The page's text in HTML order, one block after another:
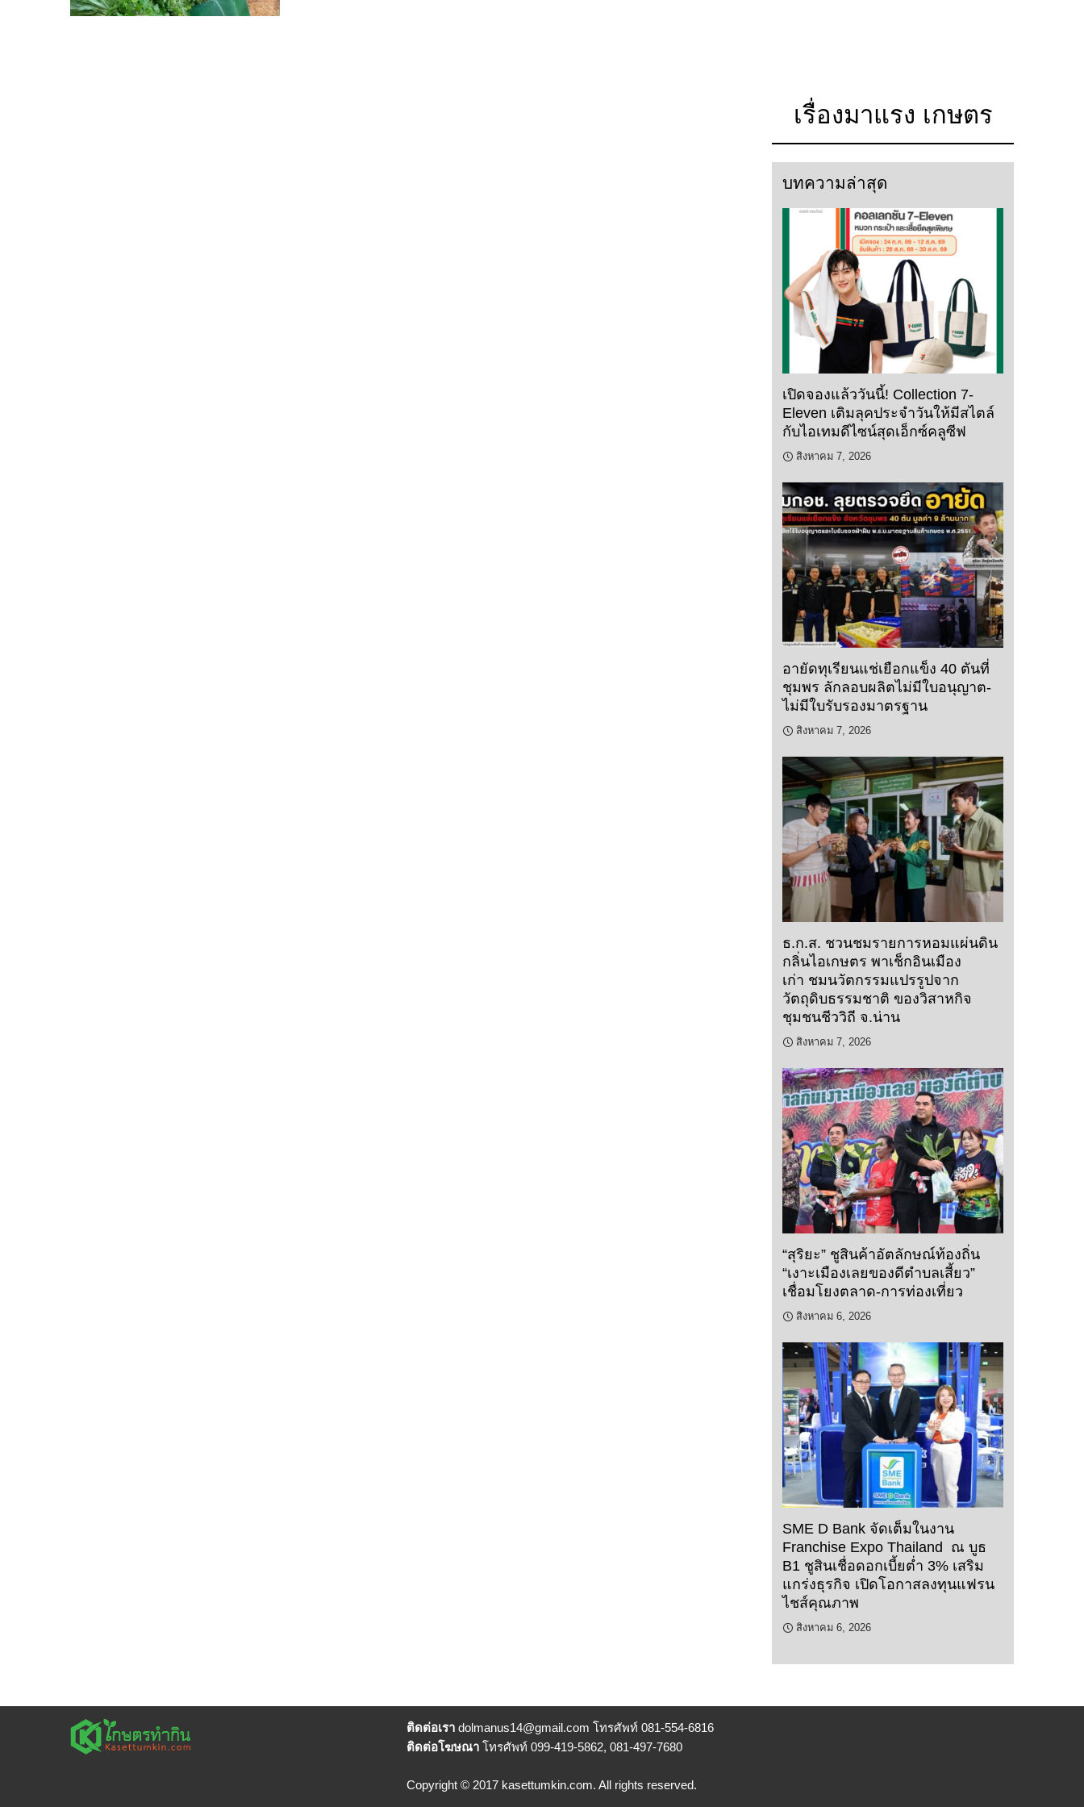
เรื่องมาแรง เกษตร
บทความล่าสุด
เปิดจองแล้ววันนี้! Collection 7-
Eleven เติมลุคประจำวันให้มีสไตล์
กับไอเทมดีไซน์สุดเอ็กซ์คลูซีฟ
สิงหาคม 7, 2026
อายัดทุเรียนแช่เยือกแข็ง 40 ตันที่
ชุมพร ลักลอบผลิตไม่มีใบอนุญาต-
ไม่มีใบรับรองมาตรฐาน
สิงหาคม 7, 2026
ธ.ก.ส. ชวนชมรายการหอมแผ่นดิน
กลิ่นไอเกษตร พาเช็กอินเมือง
เก่า ชมนวัตกรรมแปรรูปจาก
วัตถุดิบธรรมชาติ ของวิสาหกิจ
ชุมชนชีววิถี จ.น่าน
สิงหาคม 7, 2026
“สุริยะ” ชูสินค้าอัตลักษณ์ท้องถิ่น
“เงาะเมืองเลยของดีตำบลเสี้ยว”
เชื่อมโยงตลาด-การท่องเที่ยว
สิงหาคม 6, 2026
SME D Bank จัดเต็มในงาน
Franchise Expo Thailand ณ บูธ
B1 ชูสินเชื่อดอกเบี้ยต่ำ 3% เสริม
แกร่งธุรกิจ เปิดโอกาสลงทุนแฟรน
ไชส์คุณภาพ
สิงหาคม 6, 2026
ติดต่อเรา dolmanus14@gmail.com โทรศัพท์ 081-554-6816
ติดต่อโฆษณา โทรศัพท์ 099-419-5862, 081-497-7680
Copyright © 2017 kasettumkin.com. All rights reserved.